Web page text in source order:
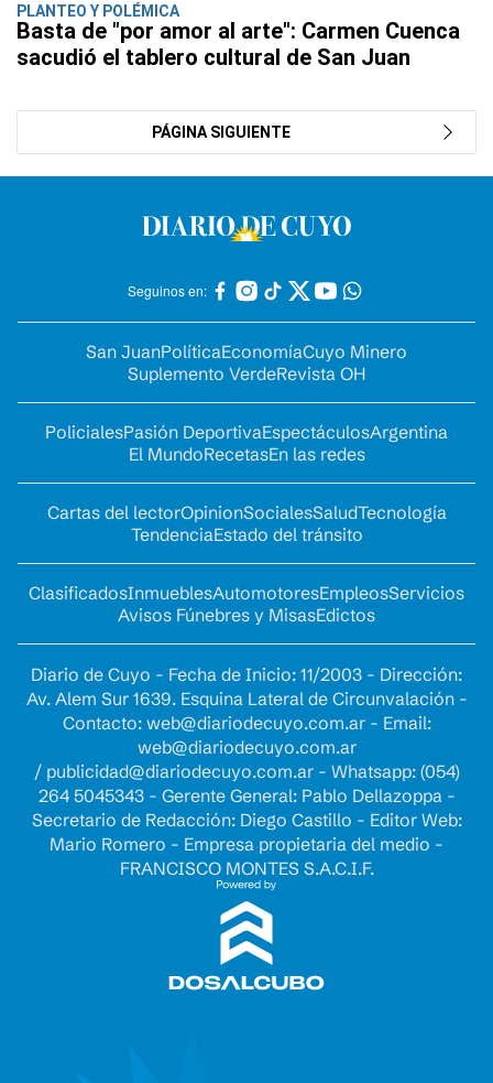
PLANTEO Y POLÉMICA
Basta de "por amor al arte": Carmen Cuenca
sacudió el tablero cultural de San Juan
PÁGINA SIGUIENTE
Seguinos en:
San JuanPolíticaEconomíaCuyo Minero
Suplemento VerdeRevista OH
PolicialesPasión DeportivaEspectáculosArgentina
El MundoRecetasEn las redes
Cartas del lectorOpinionSocialesSaludTecnología
TendenciaEstado del tránsito
ClasificadosInmueblesAutomotoresEmpleosServicios
Avisos Fúnebres y MisasEdictos
Diario de Cuyo - Fecha de Inicio: 11/2003 - Dirección:
Av. Alem Sur 1639. Esquina Lateral de Circunvalación -
Contacto: web@diariodecuyo.com.ar- Email:
web@diariodecuyo.com.ar
/ publicidad@diariodecuyo.com.ar- Whatsapp: (054)
264 5045343 - Gerente General: Pablo Dellazoppa -
Secretario de Redacción: Diego Castillo - Editor Web:
Mario Romero - Empresa propietaria del medio -
FRANCISCO MONTES S.A.C.I.F.